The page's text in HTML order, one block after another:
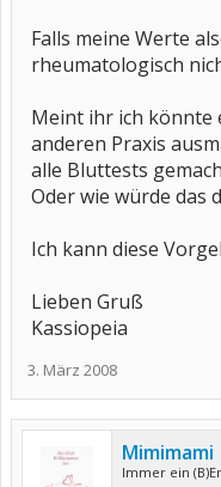
Falls meine Werte
rheumatologisch
Meint ihr ich könnte
anderen Praxis
alle Bluttests
Oder wie würde das
Ich kann diese
Lieben Gruß
Kassiopeia
3. März 2008
Mimimami
Immer ein